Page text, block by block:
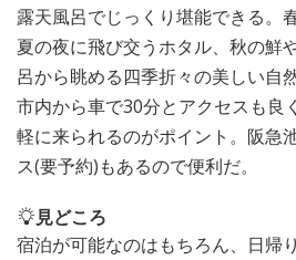
露天風呂でじっくり堪能できる。
夏の夜に飛び交うホタル、秋の鮮
呂から眺める四季折々の美しい自
市内から車で30分とアクセスも良
軽に来られるのがポイント。阪急
ス(要予約)もあるので便利だ。
見どころ
宿泊が可能なのはもちろん、日帰